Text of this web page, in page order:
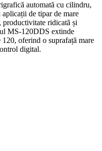
automată cu cilindru,
de tipar de mare
productivitate ridicată și
MS-120DDS extinde
oferind o suprafață mare
digital.